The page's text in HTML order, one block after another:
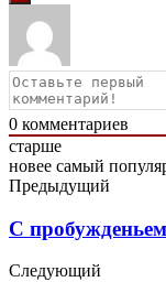
0 комментариев
старше
новее самый
Предыдущий
С пробужденьем
Следующий